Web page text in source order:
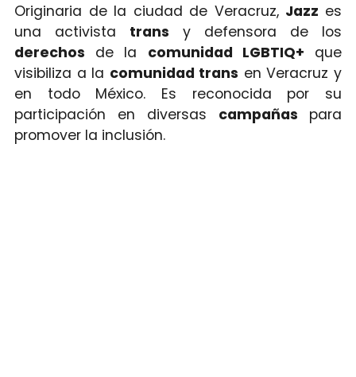
Originaria de la ciudad de Veracruz, Jazz es
una activista trans y defensora de los
derechos de la comunidad LGBTIQ+ que
visibiliza a la comunidad trans en Veracruz y
en todo México. Es reconocida por su
participación en diversas campañas para
promover la inclusión.